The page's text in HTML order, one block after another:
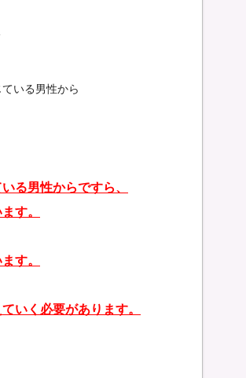
いる男性から
る男性からですら、
す。
す。
いく必要があります。